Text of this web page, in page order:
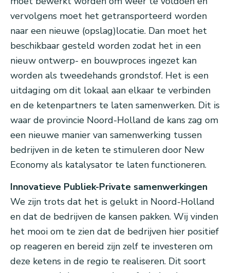
vervolgens moet het getransporteerd worden
naar een nieuwe (opslag)locatie. Dan moet het
beschikbaar gesteld worden zodat het in een
nieuw ontwerp- en bouwproces ingezet kan
worden als tweedehands grondstof. Het is een
uitdaging om dit lokaal aan elkaar te verbinden
en de ketenpartners te laten samenwerken. Dit is
waar de provincie Noord-Holland de kans zag om
een nieuwe manier van samenwerking tussen
bedrijven in de keten te stimuleren door New
Economy als katalysator te laten functioneren.
Innovatieve Publiek-Private samenwerkingen
We zijn trots dat het is gelukt in Noord-Holland
en dat de bedrijven de kansen pakken. Wij vinden
het mooi om te zien dat de bedrijven hier positief
op reageren en bereid zijn zelf te investeren om
deze ketens in de regio te realiseren. Dit soort